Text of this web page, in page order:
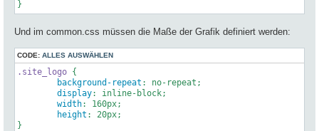
Und im common.css müssen die Maße der Grafik definiert werden:
CODE: ALLES AUSWÄHLEN
.site_logo {
background-repeat : no-repeat;
display: inline-block;
width: 160px;
height : 20px;
}